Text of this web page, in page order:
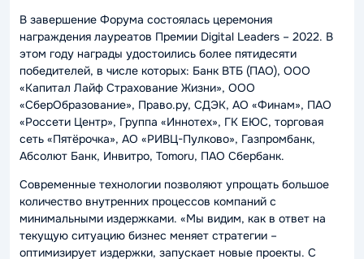
В завершение Форума состоялась церемония
награждения лауреатов Премии Digital Leaders – 2022. В
этом году награды удостоились более пятидесяти
победителей, в числе которых: Банк ВТБ (ПАО), ООО
«Капитал Лайф Страхование Жизни», ООО
«СберОбразование», Право.ру, СДЭК, АО «Финам», ПАО
«Россети Центр», Группа «Иннотех», ГК ЕЮС, торговая
сеть «Пятёрочка», АО «РИВЦ-Пулково», Газпромбанк,
Абсолют Банк, Инвитро, Tomoru, ПАО Сбербанк.
Современные технологии позволяют упрощать большое
количество внутренних процессов компаний с
минимальными издержками. «Мы видим, как в ответ на
текущую ситуацию бизнес меняет стратегии –
оптимизирует издержки, запускает новые проекты. С